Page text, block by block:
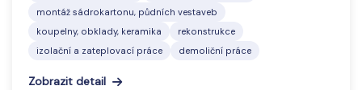
montáž sádrokartonu, půdních vestaveb
koupelny, obklady, keramika
rekonstrukce
izolační a zateplovací práce
demoliční práce
Zobrazit detail